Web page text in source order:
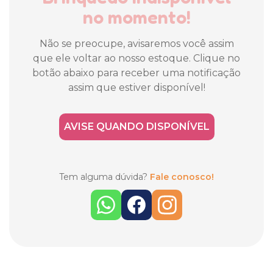
no momento!
Não se preocupe, avisaremos você assim
que ele voltar ao nosso estoque. Clique no
botão abaixo para receber uma notificação
assim que estiver disponível!
AVISE QUANDO DISPONÍVEL
Tem alguma dúvida? Fale conosco!